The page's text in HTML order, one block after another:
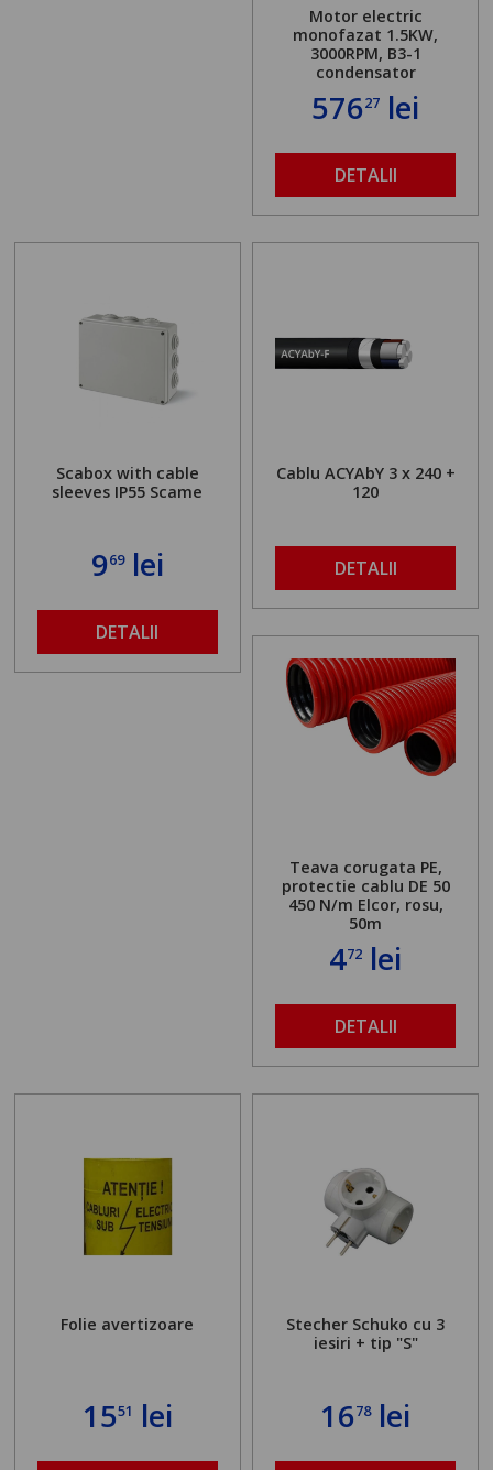
Motor electric
monofazat 1.5KW,
3000RPM, B3-1
condensator
57627 lei
DETALII
Scabox with cable
sleeves IP55 Scame
969lei
DETALII
Cablu ACYAbY 3 x 240 +
120
DETALII
Teava corugata PE,
protectie cablu DE 50
450 N/m Elcor, rosu,
50m
472 lei
DETALII
Folie avertizoare
1551 lei
Stecher Schuko cu 3
iesiri + tip "S"
1678lei